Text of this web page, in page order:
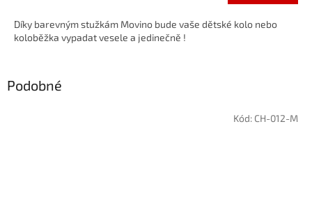
Díky barevným stužkám Movino bude vaše dětské kolo nebo
koloběžka vypadat vesele a jedinečně !
Podobné
Kód: CH-012-M